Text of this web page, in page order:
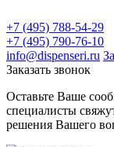
+7 (495) 788-54-29
+7 (495) 790-76-10
info@dispenseri.ru
Заказать звонок
Оставьте Ваше
специалисты
решения Вашего